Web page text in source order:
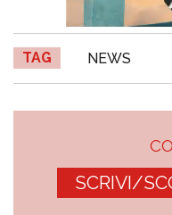
TAG NEWS
SCRIVI/